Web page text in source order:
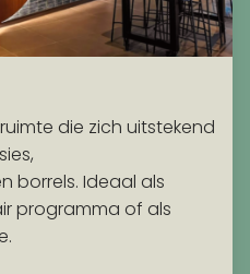
die zich uitstekend
borrels. Ideaal als
programma of als